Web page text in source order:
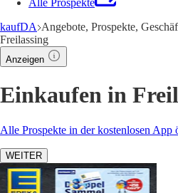
Alle Prospekte
kaufDA Angebote, Prospekte,
Freilassing
Anzeigen
Einkaufen in
Alle Prospekte in der kostenlosen App
WEITER